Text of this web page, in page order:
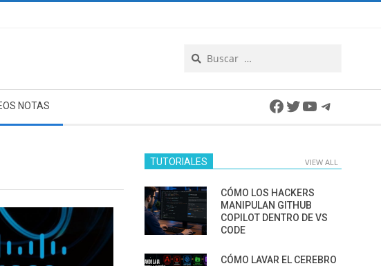
NOTAS Facebook
Twitter
YouTube
TUTORIALES VIEW ALL
CÓMO LOS HACKERS
MANIPULAN GITHUB
COPILOT DENTRO DE VS
CODE
CÓMO LAVAR EL CEREBRO